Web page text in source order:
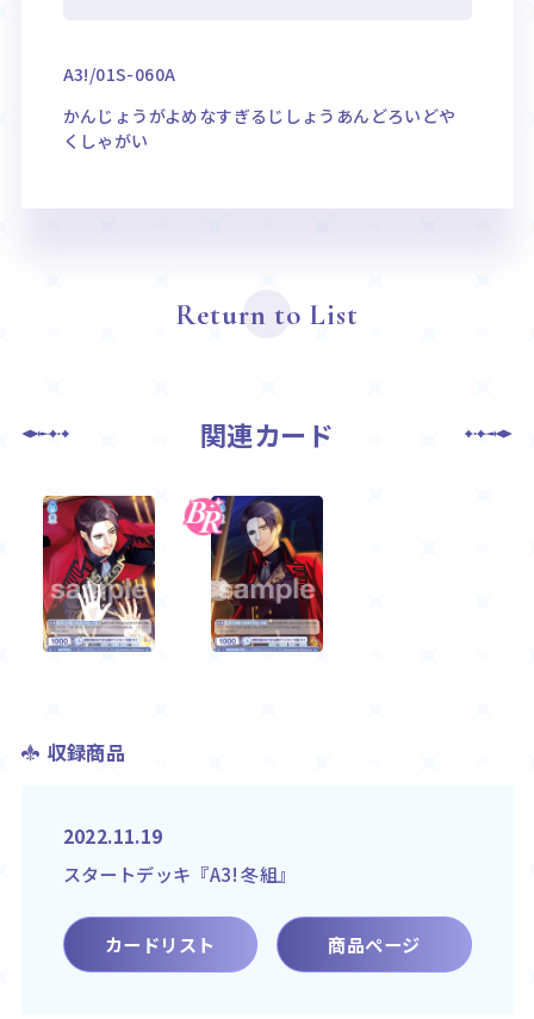
A3!/01S-060A
かんじょうがよめなすぎるじしょうあんどろいどや
くしゃがい
Return to List
関連カード
収録商品
2022.11.19
スタートデッキ『A3! 冬組』
カードリスト 商品ページ